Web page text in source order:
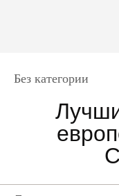
Category
Без категории